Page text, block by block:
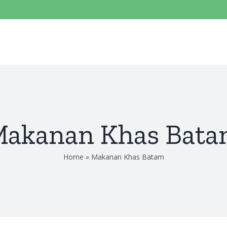
Khas
Home » Makanan Khas Batam